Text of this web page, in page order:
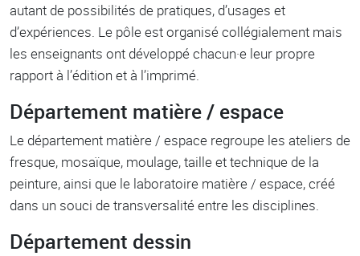
autant de possibilités de pratiques, d’usages et
d’expériences. Le pôle est organisé collégialement mais
les enseignants ont développé chacun·e leur propre
rapport à l’édition et à l’imprimé.
Département matière / espace
Le département matière / espace regroupe les ateliers de
fresque, mosaïque, moulage, taille et technique de la
peinture, ainsi que le laboratoire matière / espace, créé
dans un souci de transversalité entre les disciplines.
Département dessin